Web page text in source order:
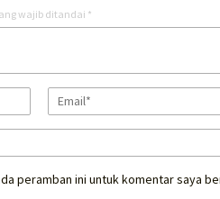
wajib ditandai *
peramban ini untuk komentar saya